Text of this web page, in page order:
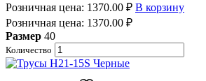
Розничная цена: 1370.00 ₽ В корзину
Розничная цена: 1370.00 ₽
Размер 40
Количество